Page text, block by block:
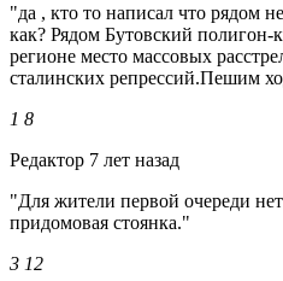
"да , кто то написал что рядом
как? Рядом Бутовский
регионе место массовых
сталинских репрессий.Пешим
1 8
Редактор 7 лет назад
"Для жители первой очереди
придомовая стоянка."
3 12